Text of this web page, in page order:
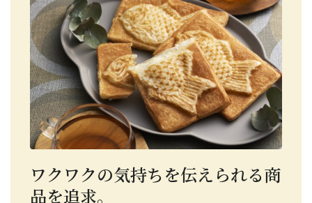
ワクワクの気持ちを伝えられる商
品を追求。